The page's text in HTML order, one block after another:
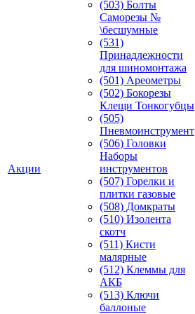
Акции
(503) Болты
Саморезы №
\бесшумные
(531)
Принадлежности
для шиномонтажа
(501) Ареометры
(502) Бокорезы
Клещи Тонкогубцы
(505)
Пневмоинструмент
(506) Головки
Наборы
инструментов
(507) Горелки и
плитки газовые
(508) Домкраты
(510) Изолента
скотч
(511) Кисти
малярные
(512) Клеммы для
АКБ
(513) Ключи
баллоные